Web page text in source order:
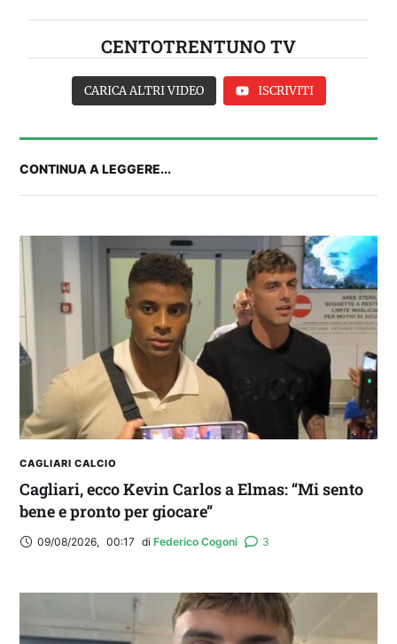
CENTOTRENTUNO TV
2° TROFEO RIVA | IL POST-PARTITA: commenta
con noi il match tra Cagliari e Nizza
CARICA ALTRI VIDEO ISCRIVITI
CONTINUA A LEGGERE...
CAGLIARI CALCIO
Cagliari, ecco Kevin Carlos a Elmas: “Mi sento
bene e pronto per giocare”
09/08/2026, 00:17 di Federico Cogoni 3